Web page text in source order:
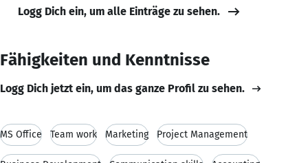
Logg Dich ein, um alle Einträge zu sehen.
Fähigkeiten und Kenntnisse
Logg Dich jetzt ein, um das ganze Profil zu sehen.
MS Office Team work Marketing Project Management